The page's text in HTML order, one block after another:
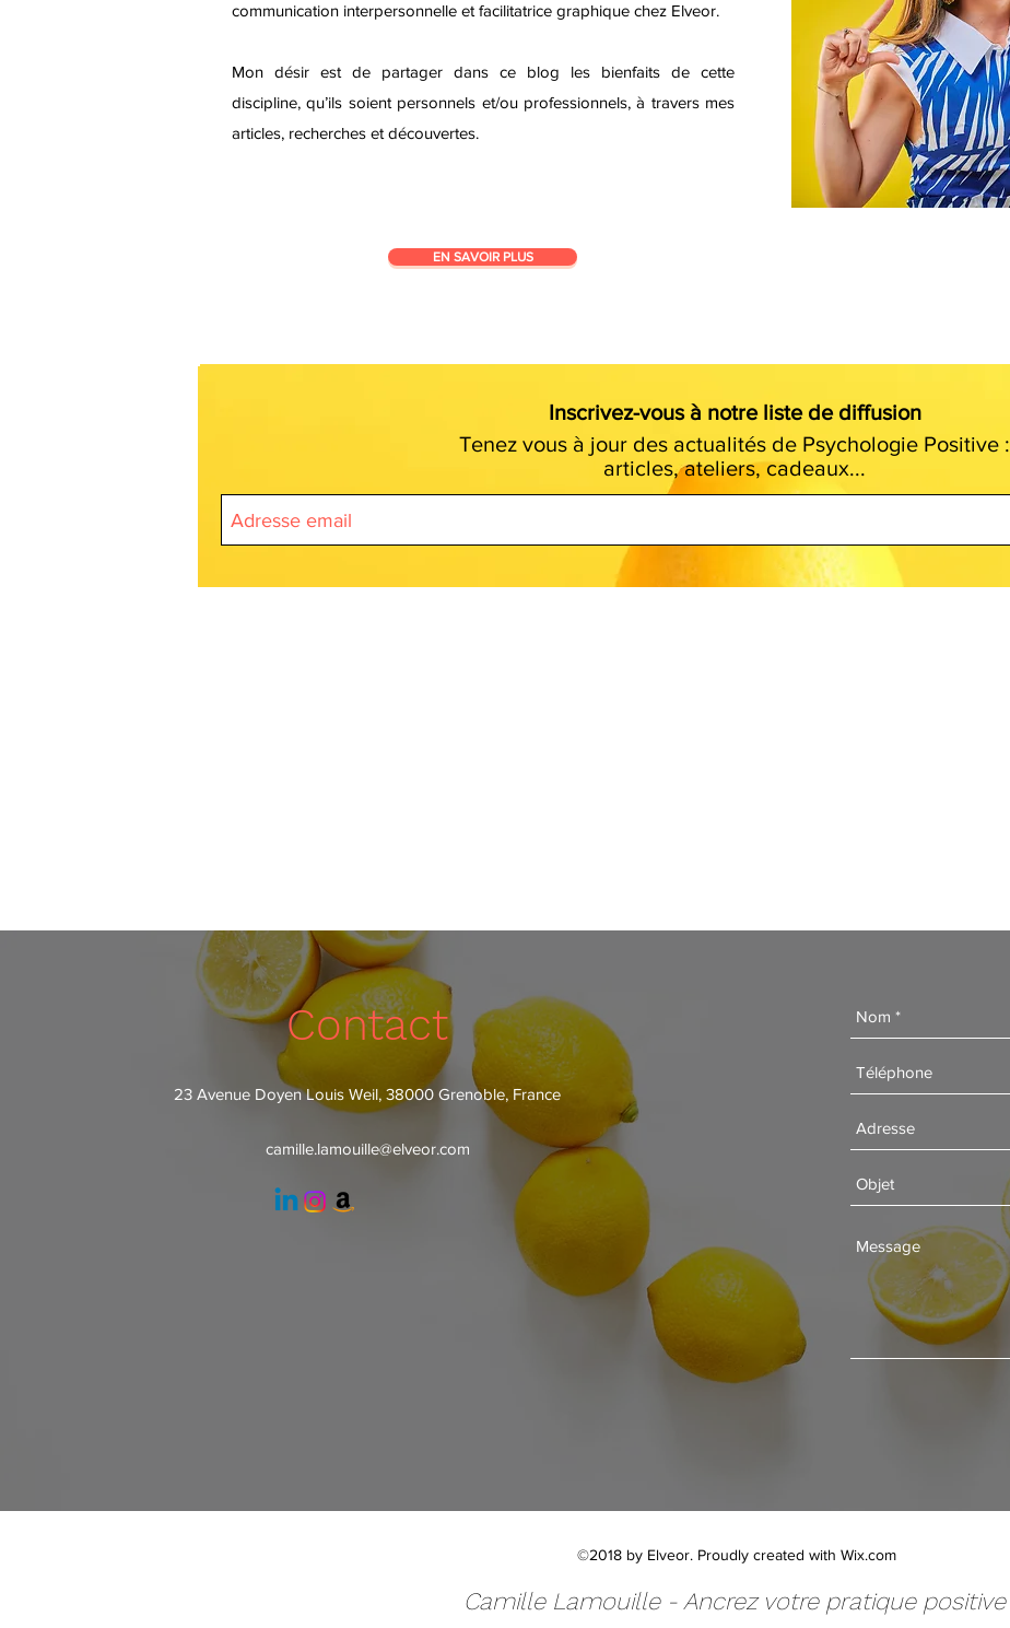
communication interpersonnelle et facilitatrice graphique chez Elveor.
Mon désir est de partager dans ce blog les bienfaits de cette
discipline, qu’ils soient personnels et/ou professionnels, à travers mes
articles, recherches et découvertes.
EN SAVOIR PLUS
Inscrivez-vous à notre liste de diffusion
Tenez vous à jour des actualités de Psychologie Positive :
articles, ateliers, cadeaux...
Contact
23 Avenue Doyen Louis Weil, 38000 Grenoble, France
camille.lamouille@elveor.com
©2018 by Elveor. Proudly created with Wix.com
Camille Lamouille - Ancrez votre pratique positive